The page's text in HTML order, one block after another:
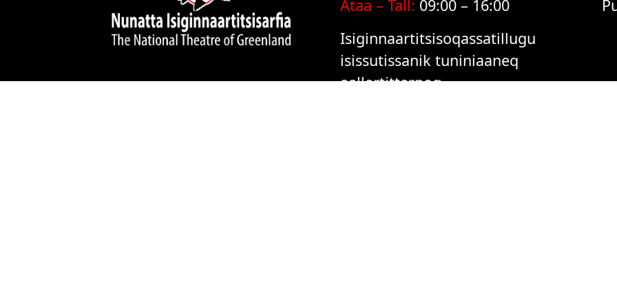
Ataa – Tall: 09:00 – 16:00
Isiginnaartitsisoqassatillugu
isissutissanik tuniniaaneq
aallartittarpoq